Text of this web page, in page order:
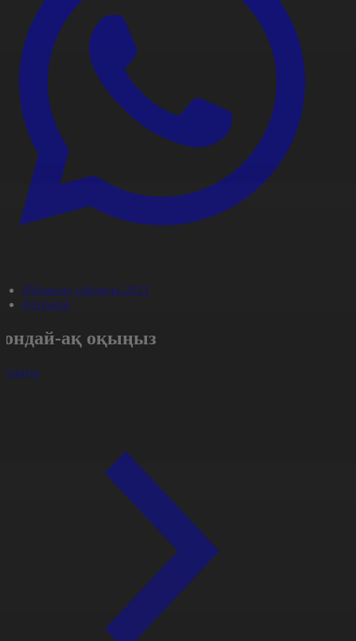
#Мәжіліс сайлауы-2021
#Aqparat
ақ оқыңыз